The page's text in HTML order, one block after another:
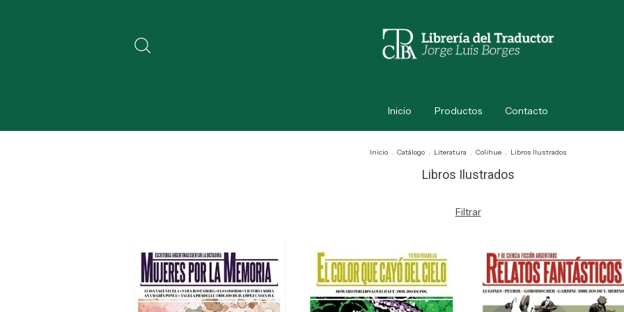
Inicio Productos Contacto
Inicio . Catálogo . Literatura . Colihue . Libros Ilustrados
Libros Ilustrados
Filtrar